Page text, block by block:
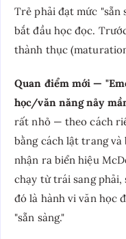
Trẻ phải đạt mức "sẵn
bắt đầu học đọc.
thành thục
Quan điểm mới —
học/văn năng nảy
rất nhỏ — theo cách
bằng cách lật trang
nhận ra biển hiệu
chạy từ trái sang
đó là hành vi văn học
"sẵn sàng."